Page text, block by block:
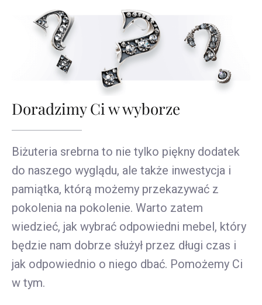
Doradzimy Ci w wyborze
Biżuteria srebrna to nie tylko piękny dodatek
do naszego wyglądu, ale także inwestycja i
pamiątka, którą możemy przekazywać z
pokolenia na pokolenie. Warto zatem
wiedzieć, jak wybrać odpowiedni mebel, który
będzie nam dobrze służył przez długi czas i
jak odpowiednio o niego dbać. Pomożemy Ci
w tym.